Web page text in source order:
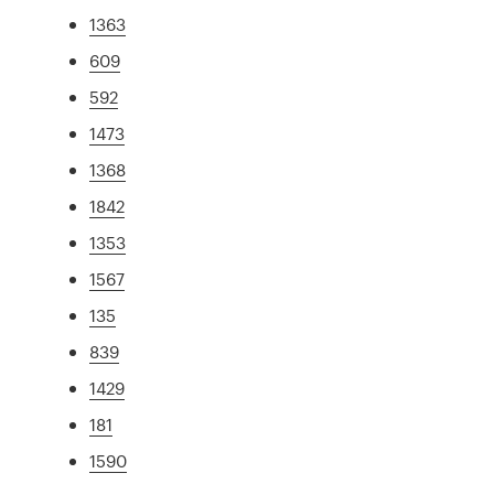
1363
609
592
1473
1368
1842
1353
1567
135
839
1429
181
1590